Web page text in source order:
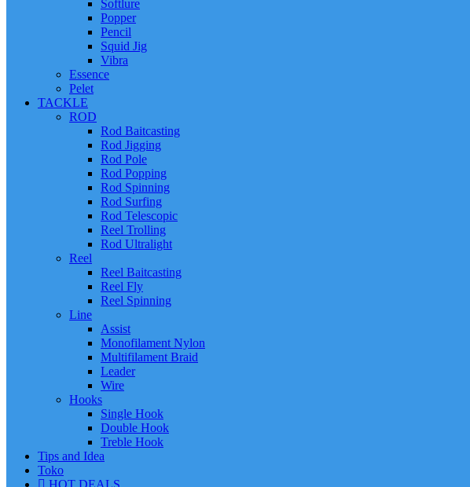
Softlure
Popper
Pencil
Squid Jig
Vibra
Essence
Pelet
TACKLE
ROD
Rod Baitcasting
Rod Jigging
Rod Pole
Rod Popping
Rod Spinning
Rod Surfing
Rod Telescopic
Reel Trolling
Rod Ultralight
Reel
Reel Baitcasting
Reel Fly
Reel Spinning
Line
Assist
Monofilament Nylon
Multifilament Braid
Leader
Wire
Hooks
Single Hook
Double Hook
Treble Hook
Tips and Idea
Toko
HOT DEALS